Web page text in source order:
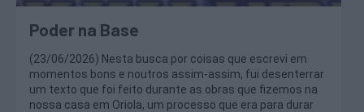
Poder na Base
(23/06/2026) Nesta busca por coisas que escrevi em
momentos bons e noutros assim-assim, fui desenterrar
um texto que foi feito durante as obras que fizemos na
nossa casa em Oriola, um processo que era para durar